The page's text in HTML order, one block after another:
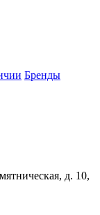
Бренды
д. 10,